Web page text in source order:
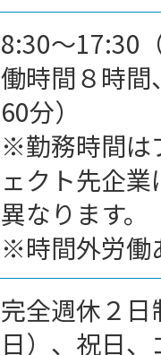
8:30〜17:30
働時間８時間
60分）
※勤務時間は
ェクト先企業
異なります。
※時間外労働
完全週休２日
日）、祝日、